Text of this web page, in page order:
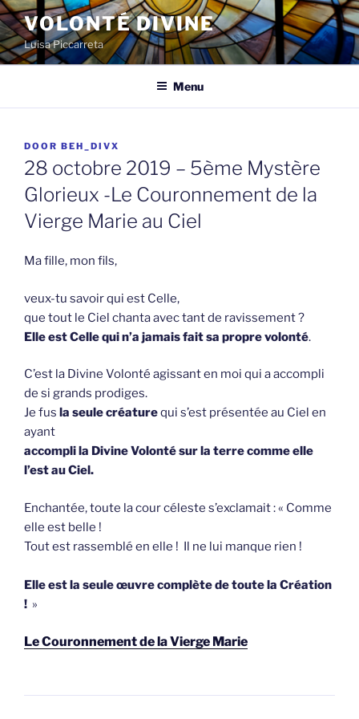
Spring
naar
de
inhoud
VOLONTÉ DIVINE
Luisa Piccarreta
Menu
GEPLAATST
OP
DOOR BEH_DIVX
28 octobre 2019 – 5ème Mystère
Glorieux -Le Couronnement de la
Vierge Marie au Ciel
Ma fille, mon fils,
veux-tu savoir qui est Celle,
que tout le Ciel chanta avec tant de ravissement ?
Elle est Celle qui n’a jamais fait sa propre volonté.
C’est la Divine Volonté agissant en moi qui a accompli
de si grands prodiges.
Je fus la seule créaturequi s’est présentée au Ciel en
ayant
accompli la Divine Volonté sur la terre comme elle
l’est au Ciel.
Enchantée, toute la cour céleste s’exclamait : « Comme
elle est belle !
Tout est rassemblé en elle ! Il ne lui manque rien !
Elle est la seule œuvre complète de toute la Création
! »
Le Couronnement de la Vierge Marie